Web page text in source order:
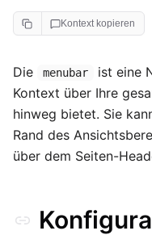
Kontext kopieren
Die menubar
ist eine
Kontext über Ihre
hinweg bietet. Sie
Rand des
über dem Seiten-
Konfiguration
Optionen
Element-Typen
1. Standard-Link
2. Titel (Marke)